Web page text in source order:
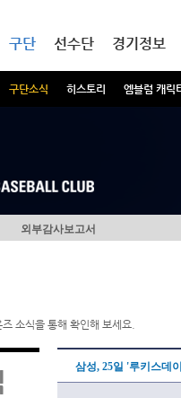
구단
구단소식 히스토리 엠블럼 캐릭
선수단 경기정보
외부감사보고서
소식을 통해 확인해 보세요.
삼성, 25일 '루키스데